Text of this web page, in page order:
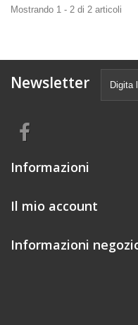
Mostrando 1 - 2 di 2 articoli
Newsletter
Informazioni
Il mio account
Informazioni